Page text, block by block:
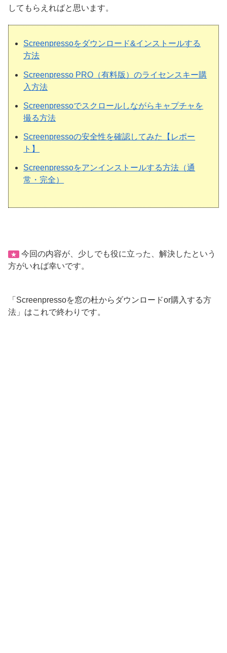
してもらえればと思います。
Screenpressoをダウンロード&インストールする
方法
Screenpresso PRO（有料版）のライセンスキー購
入方法
Screenpressoでスクロールしながらキャプチャを
撮る方法
Screenpressoの安全性を確認してみた【レポー
ト】
Screenpressoをアンインストールする方法（通
常・完全）
★
今回の内容が、少しでも役に立った、解決したという
方がいれば幸いです。
「Screenpressoを窓の杜からダウンロードor購入する方
法」はこれで終わりです。